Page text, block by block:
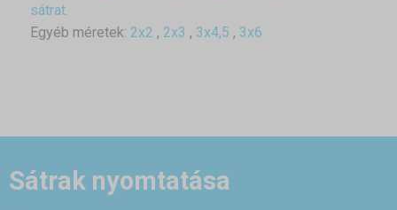
sátrat.
Egyéb méretek: 2x2 , 2x3 , 3x4,5 , 3x6
Sátrak nyomtatása